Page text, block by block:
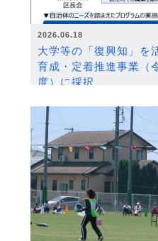
2026.06.18
大学等の「復興知」を
育成・定着推進事業（
度）に採択